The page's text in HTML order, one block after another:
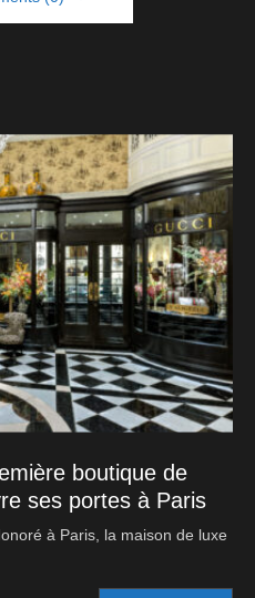
boutique de
ses portes à Paris
à Paris, la maison de luxe